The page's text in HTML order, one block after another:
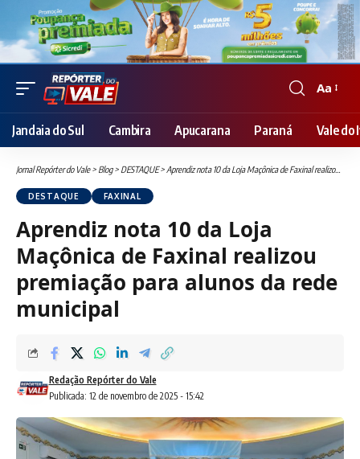
Font
Resizer
Aa
Jandaia do Sul Cambira Apucarana Paraná Vale do
Jornal Repórter do Vale> Blog> DESTAQUE>Aprendiz nota 10 da Loja Maçônica de Faxinal realizou premiação para alunos da rede municipal
DESTAQUE FAXINAL
Aprendiz nota 10 da Loja
Maçônica de Faxinal realizou
premiação para alunos da rede
municipal
Publicada: 12 de novembro de 2025 - 15:42
Redação Repórter do Vale